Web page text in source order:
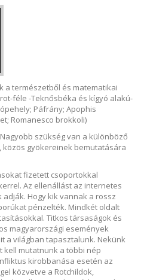
a természetből és matematikai
féle -Teknősbéka és kígyó alakú-
Páfrány; Apophis
Romanesco brokkoli)
szükség van a különböző
gyökereinek bemutatására
fizetett csoportokkal
Az ellenállást az internetes
Hogy kik vannak a rossz
pénzelték. Mindkét oldalt
Titkos társaságok és
magyarországi események
a világban tapasztalunk. Nekünk
kell mutatnunk a többi nép
kirobbanása esetén az
közvetve a Rotchildok,